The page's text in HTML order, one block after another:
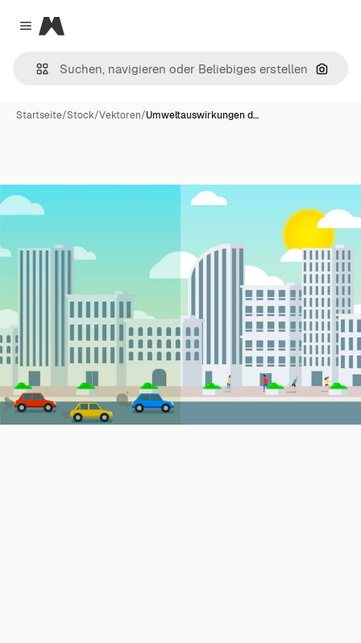
Close menu
Magnific
Nach
Startseite/Stock/Vektoren/Umweltauswirkungen d…